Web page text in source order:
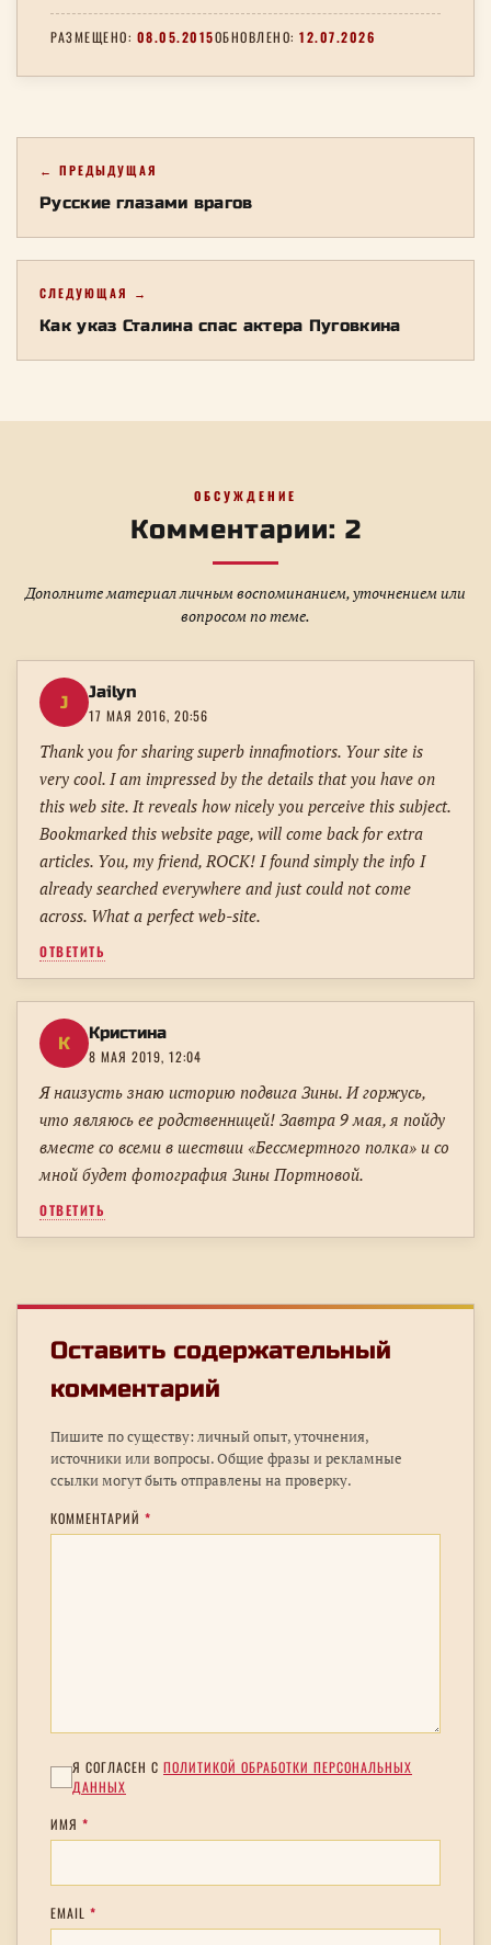
РАЗМЕЩЕНО: 08.05.2015ОБНОВЛЕНО: 12.07.2026
← ПРЕДЫДУЩАЯ
Русские глазами врагов
СЛЕДУЮЩАЯ →
Как указ Сталина спас актера Пуговкина
ОБСУЖДЕНИЕ
Комментарии: 2
Дополните материал личным воспоминанием, уточнением или
вопросом по теме.
J Jailyn
17 МАЯ 2016, 20:56
Thank you for sharing superb innafmotiors. Your site is
very cool. I am impressed by the details that you have on
this web site. It reveals how nicely you perceive this subject.
Bookmarked this website page, will come back for extra
articles. You, my friend, ROCK! I found simply the info I
already searched everywhere and just could not come
across. What a perfect web-site.
ОТВЕТИТЬ
К Кристина
8 МАЯ 2019, 12:04
Я наизусть знаю историю подвига Зины. И горжусь,
что являюсь ее родственницей! Завтра 9 мая, я пойду
вместе со всеми в шествии «Бессмертного полка» и со
мной будет фотография Зины Портновой.
ОТВЕТИТЬ
Оставить содержательный
комментарий
Пишите по существу: личный опыт, уточнения,
источники или вопросы. Общие фразы и рекламные
ссылки могут быть отправлены на проверку.
КОММЕНТАРИЙ *
Я СОГЛАСЕН С ПОЛИТИКОЙ ОБРАБОТКИ ПЕРСОНАЛЬНЫХ
ДАННЫХ
ИМЯ *
EMAIL *